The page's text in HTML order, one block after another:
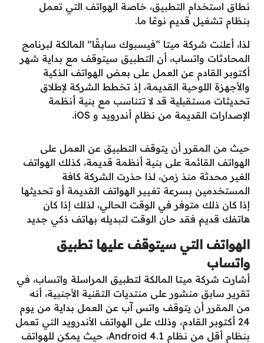
نطاق استخدام التطبيق، خاصة الهواتف التي تعمل
بنظام تشغيل قديم نوعًا ما.
لذا، أعلنت شركة ميتا “فيسبوك سابقًا” المالكة لبرنامج
المحادثات واتساب، أن التطبيق سيتوقف مع بداية شهر
أكتوبر القادم عن العمل على بعض الهواتف الذكية
والأجهزة اللوحية القديمة، إذ تخطط الشركة لإطلاق
تحديثات مستقبلية قد لا تتناسب مع بنية أنظمة
الإصدارات القديمة من نظام أندرويد و iOS.
حيث من المقرر أن يتوقف التطبيق عن العمل على
الهواتف القائمة على بنية أنظمة قديمة، كذلك الهواتف
الغير محدثة منذ زمن، لذا حذرت الشركة كافة
المستخدمين بسرعة تغيير الهواتف القديمة أو تحديثها
إذا كان ذلك متوفر في الوقت الحالي، لذلك إذا كان
هاتفك قديم فقد حان الوقت لتبديله بهاتف ذكي جديد
الهواتف التي سيتوقف عليها تطبيق
واتساب
أشارت شركة ميتا المالكة لتطبيق المراسلة واتساب، في
تقرير سابق منشور على منتديات التقنية الأجنبية، أنه
من المقرر أن يتوقف واتس آب عن العمل بداية من يوم
24 أكتوبر القادم، وذلك على الهواتف الأندرويد التي تعمل
بنظام أقل من نظام Android 4.1، حيث يمكن للهواتف